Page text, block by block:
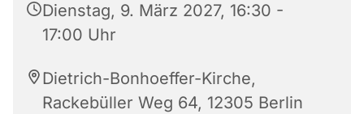
Dienstag, 9. März 2027, 16:30 -
17:00 Uhr
Dietrich-Bonhoeffer-Kirche,
Rackebüller Weg 64, 12305 Berlin